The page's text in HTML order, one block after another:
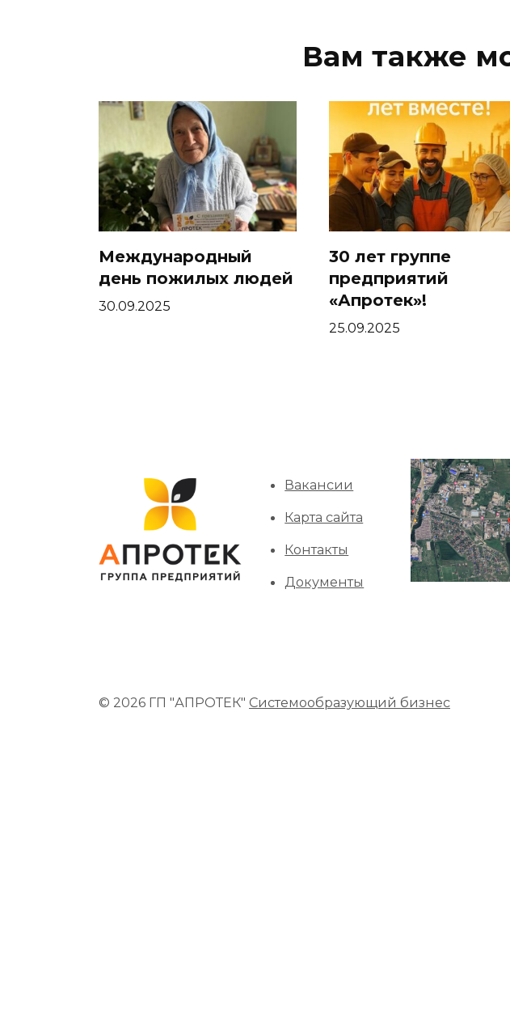
Вам также
Международный
день пожилых людей
30.09.2025
30 лет группе
предприятий
«Апротек»!
25.09.2025
Вакансии
Карта сайта
Контакты
Документы
© 2026 ГП "АПРОТЕК" Системообразующий бизнес